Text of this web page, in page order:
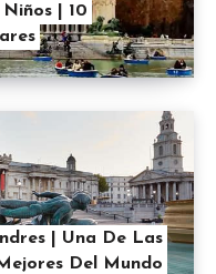
| 10
| Una De Las
Del Mundo